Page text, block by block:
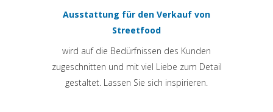
Ausstattung für den Verkauf von
Streetfood
wird auf die Bedürfnissen des Kunden
zugeschnitten und mit viel Liebe zum Detail
gestaltet. Lassen Sie sich inspirieren.